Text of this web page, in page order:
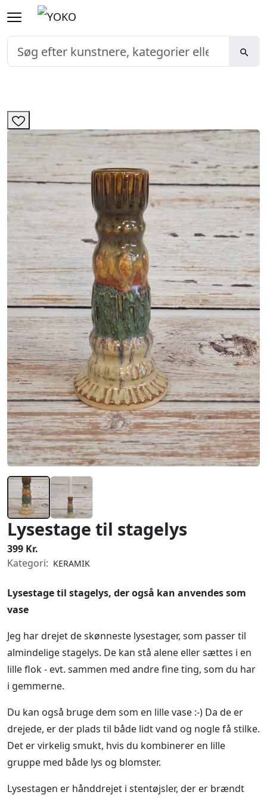
Lysestage til stagelys
399 Kr.
Kategori: KERAMIK
Lysestage til stagelys, der også kan anvendes som
vase
Jeg har drejet de skønneste lysestager, som passer til
almindelige stagelys. De kan stå alene eller sættes i en
lille flok - evt. sammen med andre fine ting, som du har
i gemmerne.
Du kan også bruge dem som en lille vase :-) Da de er
drejede, er der plads til både lidt vand og nogle få stilke.
Det er virkelig smukt, hvis du kombinerer en lille
gruppe med både lys og blomster.
Lysestagen er hånddrejet i stentøjsler, der er brændt